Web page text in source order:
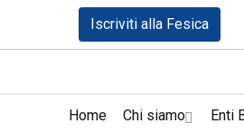
Iscriviti alla Fesica
Home Chi siamo Enti